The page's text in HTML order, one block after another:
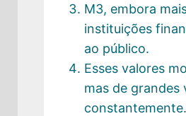
M3, embora
instituições
ao público.
Esses valores
mas de grandes
constantemente.